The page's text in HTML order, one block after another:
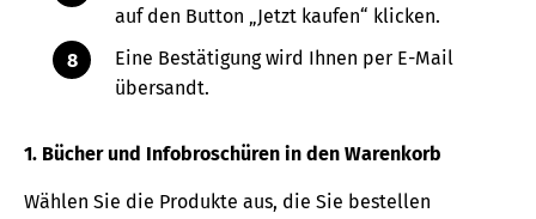
auf den Button „Jetzt kaufen“ klicken.
Eine Bestätigung wird Ihnen per E-Mail
übersandt.
1. Bücher und Infobroschüren in den Warenkorb
Wählen Sie die Produkte aus, die Sie bestellen